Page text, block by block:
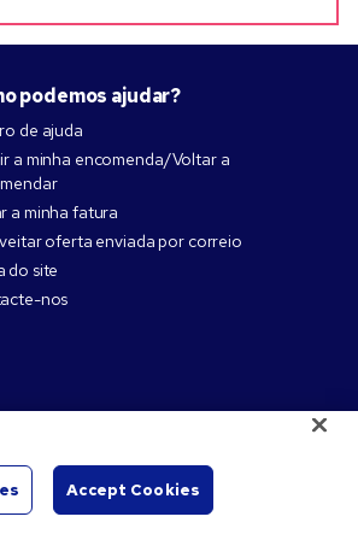
podemos ajudar?
de ajuda
a minha encomenda/Voltar a
a minha fatura
oferta enviada por correio
do site
nos
Accept Cookies